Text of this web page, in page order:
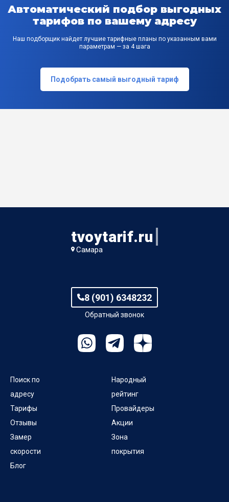
Автоматический подбор выгодных
тарифов по вашему адресу
Наш подборщик найдет лучшие тарифные планы по указанным вами
параметрам — за 4 шага
Подобрать самый выгодный тариф
tvoytarif.ru
Самара
8 (901) 6348232
Обратный звонок
Поиск по
адресу
Тарифы
Отзывы
Замер
скорости
Блог
Народный
рейтинг
Провайдеры
Акции
Зона
покрытия